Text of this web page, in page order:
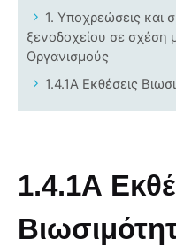
1. Υποχρεώσεις και
ξενοδοχείου σε σχέση
Οργανισμούς
1.4.1Α Εκθέσεις
1.4.1Α